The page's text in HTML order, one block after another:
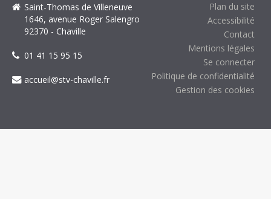
Plan du site
Accessibilité
Contact
Mentions légales
Se connecter
Politique de confidentialité
Gestion des cookies
Saint-Thomas de Villeneuve
1646, avenue Roger Salengro
92370 - Chaville
01 41 15 95 15
accueil@stv-chaville.fr